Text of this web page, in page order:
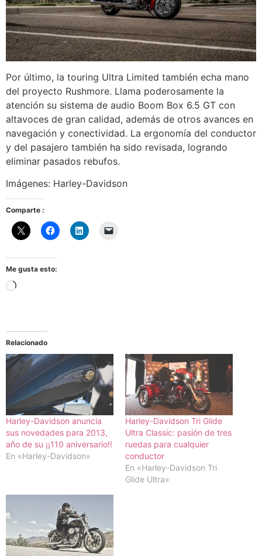
Por último, la touring Ultra Limited también echa mano
del proyecto Rushmore. Llama poderosamente la
atención su sistema de audio Boom Box 6.5 GT con
altavoces de gran calidad, además de otros avances en
navegación y conectividad. La ergonomía del conductor
y del pasajero también ha sido revisada, logrando
eliminar pasados rebufos.
Imágenes: Harley-Davidson
Comparte :
Me gusta esto:
Cargando...
Relacionado
Harley-Davidson anuncia
sus novedades para 2013,
año de su ¡¡110 aniversario!!
En «Harley-Davidson»
Harley-Davidson Tri Glide
Ultra Classic: pasión de tres
ruedas para cualquier
conductor
En «Harley-Davidson Tri
Glide Ultra»